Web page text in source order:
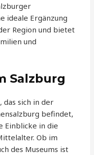
ideale Ergänzung
Region und bietet
und
Salzburg
das sich in der
befindet,
Einblicke in die
Ob im
des Museums ist